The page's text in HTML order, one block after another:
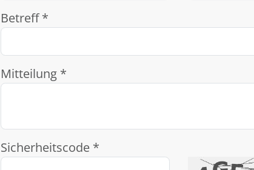
Betreff *
Mitteilung *
Sicherheitscode *